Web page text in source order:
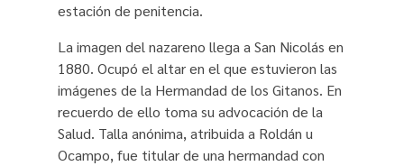
estación de penitencia.
La imagen del nazareno llega a San Nicolás en
1880. Ocupó el altar en el que estuvieron las
imágenes de la Hermandad de los Gitanos. En
recuerdo de ello toma su advocación de la
Salud. Talla anónima, atribuida a Roldán u
Ocampo, fue titular de una hermandad con